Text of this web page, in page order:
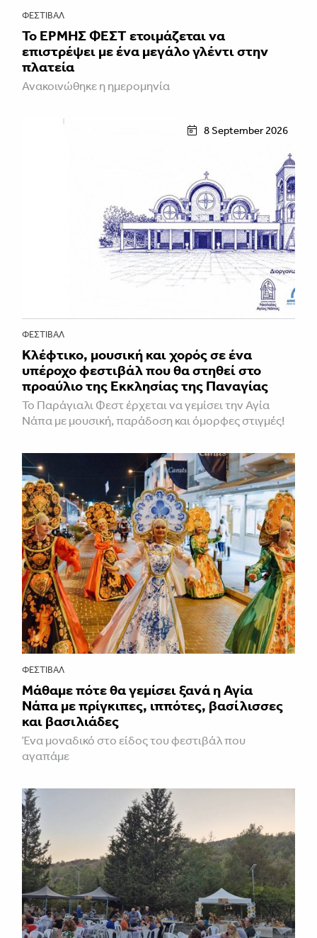
ΦΕΣΤΙΒΑΛ
Το ΕΡΜΗΣ ΦΕΣΤ ετοιμάζεται να
επιστρέψει με ένα μεγάλο γλέντι στην
πλατεία
Ανακοινώθηκε η ημερομηνία
8 September 2026
ΦΕΣΤΙΒΑΛ
Κλέφτικο, μουσική και χορός σε ένα
υπέροχο φεστιβάλ που θα στηθεί στο
προαύλιο της Εκκλησίας της Παναγίας
Το Παράγιαλι Φεστ έρχεται να γεμίσει την Αγία
Νάπα με μουσική, παράδοση και όμορφες στιγμές!
ΦΕΣΤΙΒΑΛ
Μάθαμε πότε θα γεμίσει ξανά η Αγία
Νάπα με πρίγκιπες, ιππότες, βασίλισσες
και βασιλιάδες
Ένα μοναδικό στο είδος του φεστιβάλ που
αγαπάμε